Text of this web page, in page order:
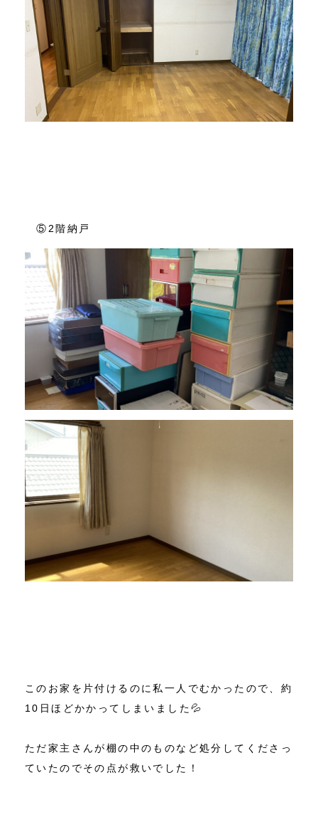
⑤2階納戸
このお家を片付けるのに私一人でむかったので、約
10日ほどかかってしまいました💦
ただ家主さんが棚の中のものなど処分してくださっ
ていたのでその点が救いでした！